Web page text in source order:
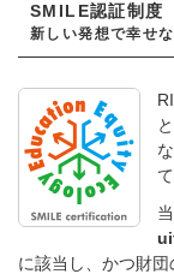
SMILE認証制度
新しい発想で幸せ
に該当し、かつ財